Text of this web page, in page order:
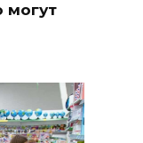
могут